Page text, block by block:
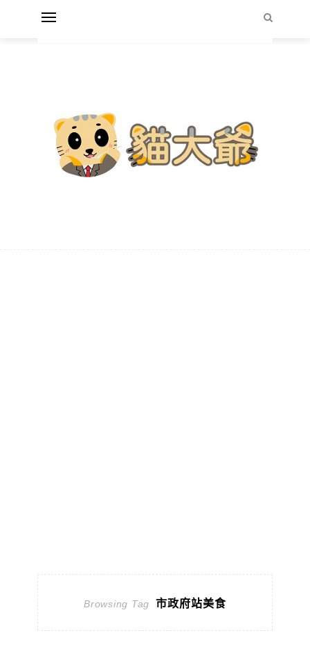
Browsing Tag 市政府站美食